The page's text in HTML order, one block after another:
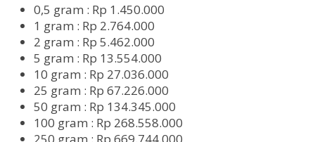
0,5 gram : Rp 1.450.000
1 gram : Rp 2.764.000
2 gram : Rp 5.462.000
5 gram : Rp 13.554.000
10 gram : Rp 27.036.000
25 gram : Rp 67.226.000
50 gram : Rp 134.345.000
100 gram : Rp 268.558.000
250 gram : Rp 669.744.000